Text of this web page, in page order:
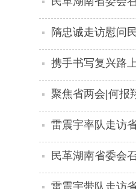
隋忠诚走访慰问
携手书写复兴路
新年贺词
聚焦省两会|何报
创造经验
雷震宇率队走访
民革湖南省委会
雷震宇带队走访